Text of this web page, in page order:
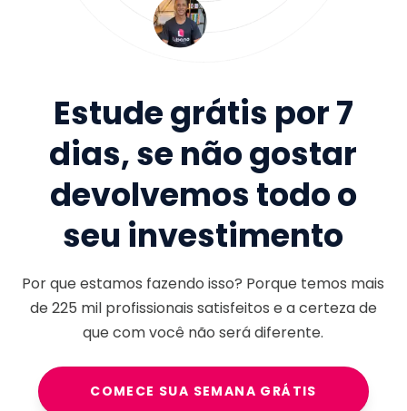
Estude grátis por 7
dias, se não gostar
devolvemos todo o
seu investimento
Por que estamos fazendo isso? Porque temos mais
de225 milprofissionais satisfeitos e a certeza de
que com você não será diferente.
COMECE SUA SEMANA GRÁTIS